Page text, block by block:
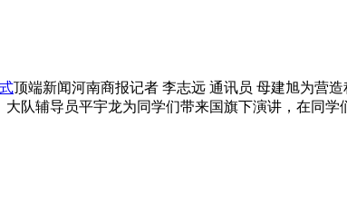
顶端新闻河南商报记者 李志远 通讯员 母建旭为营
队辅导员平宇龙为同学们带来国旗下演讲，在同